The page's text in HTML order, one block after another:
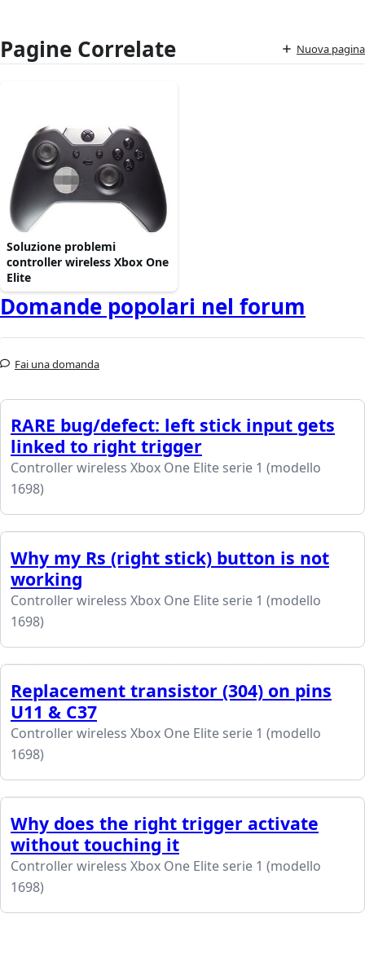
Pagine Correlate Nuova pagina
Soluzione problemi
controller wireless Xbox One
Elite
Domande popolari nel forum
Fai una domanda
RARE bug/defect: left stick input gets
linked to right trigger
Controller wireless Xbox One Elite serie 1 (modello
1698)
Why my Rs (right stick) button is not
working
Controller wireless Xbox One Elite serie 1 (modello
1698)
Replacement transistor (304) on pins
U11 & C37
Controller wireless Xbox One Elite serie 1 (modello
1698)
Why does the right trigger activate
without touching it
Controller wireless Xbox One Elite serie 1 (modello
1698)